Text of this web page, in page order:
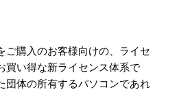
ご購入のお客様向けの、ライセ
買い得な新ライセンス体系で
団体の所有するパソコンであれ